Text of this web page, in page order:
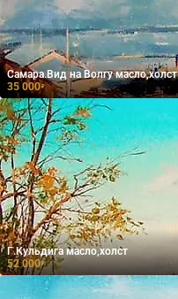
Самара.Вид на Волгу масло,холст
35 000₽
Г.Кульдига масло,холст
52 000₽